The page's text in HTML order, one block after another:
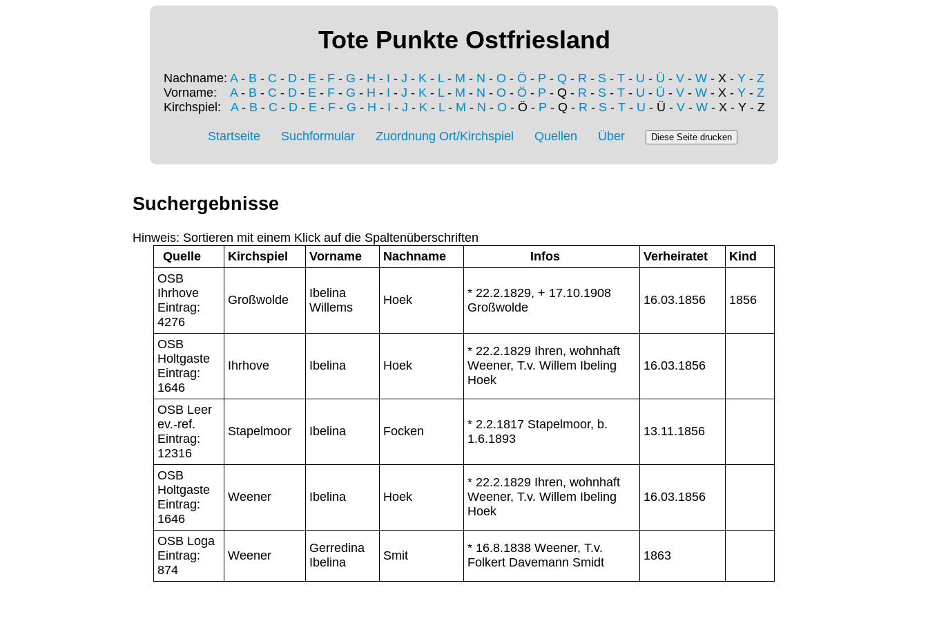
Tote Punkte Ostfriesland
Nachname: A- B - C - D - E - F - G - H - I - J - K - L- M - N - O - Ö - P - Q - R - S - T - U - Ü - V - W - X - Y - Z
Vorname: A- B - C - D - E - F - G - H - I - J - K - L- M - N - O - Ö - P - Q - R - S - T - U - Ü - V - W - X - Y - Z
Kirchspiel: A- B - C - D- E- F- G - H - I - J - K- L- M - N - O - Ö - P - Q - R - S- T- U - Ü - V- W- X - Y - Z
Startseite Suchformular Zuordnung Ort/Kirchspiel Quellen Über
Suchergebnisse
Hinweis: Sortieren mit einem Klick auf die Spaltenüberschriften
Quelle
Kirchspiel Vorname Nachname Infos Verheiratet
Kind
OSB
Ihrhove
Eintrag:
4276
Großwolde
Ibelina
Willems
Hoek
* 22.2.1829, + 17.10.1908
Großwolde
16.03.1856 1856
OSB
Holtgaste
Eintrag:
1646
Ihrhove Ibelina Hoek
* 22.2.1829 Ihren, wohnhaft
Weener, T.v. Willem Ibeling
Hoek
16.03.1856
OSB Leer
ev.-ref.
Eintrag:
12316
Stapelmoor Ibelina Focken
* 2.2.1817 Stapelmoor, b.
1.6.1893
13.11.1856
OSB
Holtgaste
Eintrag:
1646
Weener Ibelina Hoek
* 22.2.1829 Ihren, wohnhaft
Weener, T.v. Willem Ibeling
Hoek
16.03.1856
OSB Loga
Eintrag:
874
Weener
Gerredina
Ibelina
Smit
* 16.8.1838 Weener, T.v.
Folkert Davemann Smidt
1863